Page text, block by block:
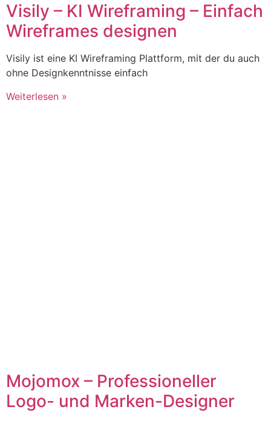
Visily – KI Wireframing – Einfach
Wireframes designen
Visily ist eine KI Wireframing Plattform, mit der du auch
ohne Designkenntnisse einfach
Weiterlesen »
Mojomox – Professioneller
Logo- und Marken-Designer